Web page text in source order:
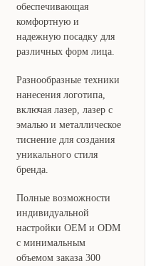
обеспечивающая
комфортную и
надежную посадку для
различных форм лица.
Разнообразные техники
нанесения логотипа,
включая лазер, лазер с
эмалью и металлическое
тиснение для создания
уникального стиля
бренда.
Полные возможности
индивидуальной
настройки OEM и ODM
с минимальным
объемом заказа 300